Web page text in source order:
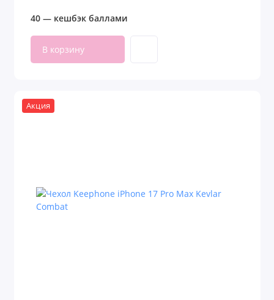
40 — кешбэк баллами
В корзину
Акция